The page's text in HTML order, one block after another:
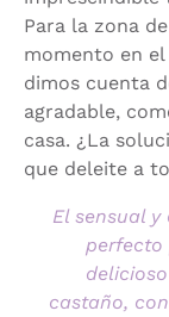
Para la zona
momento en
dimos cuenta
agradable,
casa. ¿La
que deleite a
El sensual
perfecto
castaño,